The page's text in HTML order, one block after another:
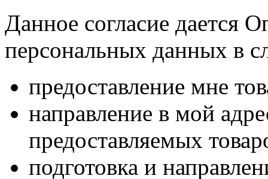
Данное согласие дается
персональных данных в
предоставление мне
направление в мой
предоставляемых
подготовка и